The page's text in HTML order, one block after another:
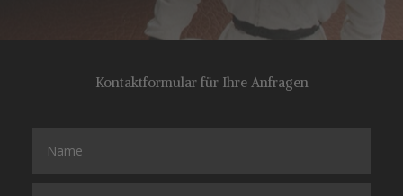
Kontaktformular für Ihre Anfragen